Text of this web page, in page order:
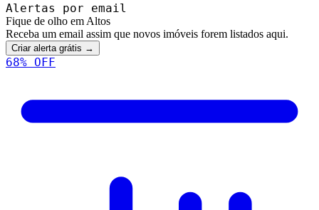
Alertas por email
Fique de olho em Altos
Receba um email assim que novos imóveis forem listados aqui.
Criar alerta grátis →
68% OFF